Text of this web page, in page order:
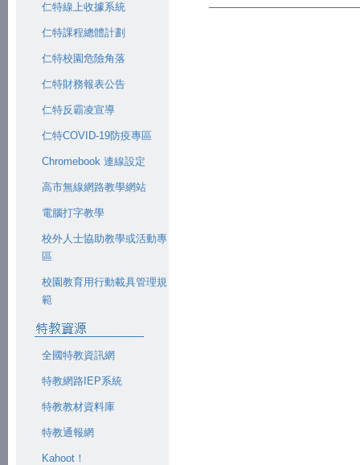
仁特線上收據系統
仁特課程總體計劃
仁特校園危險角落
仁特財務報表公告
仁特反霸凌宣導
仁特COVID-19防疫專區
Chromebook 連線設定
高市無線網路教學網站
電腦打字教學
校外人士協助教學或活動專
區
校園教育用行動載具管理規
範
全國特教資訊網
特教網路IEP系統
特教教材資料庫
特教通報網
Kahoot！